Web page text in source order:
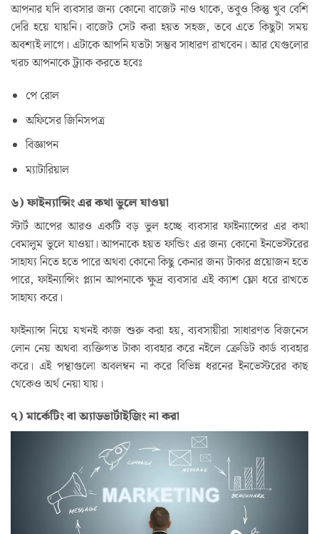
আপনার যদি ব্যবসার জন্য কোনো বাজেট নাও থাকে, তবুও কিন্তু খুব বেশি
দেরি হয়ে যায়নি। বাজেট সেট করা হয়ত সহজ, তবে এতে কিছুটা সময়
অবশ্যই লাগে। এটাকে আপনি যতটা সম্ভব সাধারণ রাখবেন। আর যেগুলোর
খরচ আপনাকে ট্র্যাক করতে হবেঃ
পে রোল
অফিসের জিনিসপত্র
বিজ্ঞাপন
ম্যাটারিয়াল
৬) ফাইন্যান্সিং এর কথা ভুলে যাওয়া
স্টার্ট আপের আরও একটি বড় ভুল হচ্ছে ব্যবসার ফাইন্যান্সের এর কথা
বেমালুম ভুলে যাওয়া। আপনাকে হয়ত ফান্ডিং এর জন্য কোনো ইনভেস্টরের
সাহায্য নিতে হতে পারে অথবা কোনো কিছু কেনার জন্য টাকার প্রয়োজন হতে
পারে, ফাইন্যান্সিং প্ল্যান আপনাকে ক্ষুদ্র ব্যবসার এই ক্যাশ ফ্লো ধরে রাখতে
সাহায্য করে।
ফাইন্যান্স নিয়ে যখনই কাজ শুরু করা হয়, ব্যবসায়ীরা সাধারণত বিজনেস
লোন নেয় অথবা ব্যক্তিগত টাকা ব্যবহার করে নইলে ক্রেডিট কার্ড ব্যবহার
করে। এই পন্থাগুলো অবলম্বন না করে বিভিন্ন ধরনের ইনভেস্টরের কাছ
থেকেও অর্থ নেয়া যায়।
৭) মার্কেটিং বা অ্যাডভার্টাইজিং না করা